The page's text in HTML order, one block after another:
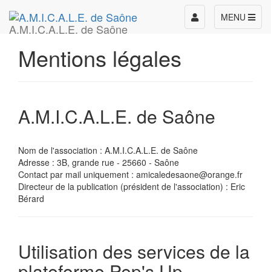
A.M.I.C.A.L.E. de Saône
MENU
Toggle
navigation
Mentions légales
A.M.I.C.A.L.E. de Saône
Nom de l'association : A.M.I.C.A.L.E. de Saône
Adresse : 3B, grande rue - 25660 - Saône
Contact par mail uniquement : amicaledesaone@orange.fr
Directeur de la publication (président de l'association) : Eric
Bérard
Utilisation des services de la